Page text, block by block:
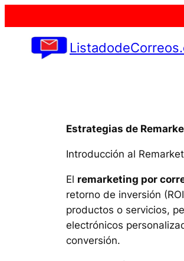
al
contenido
Estrategias de
Introducción al
El remarketing por
retorno de inversión
productos o servicios,
electrónicos
conversión.